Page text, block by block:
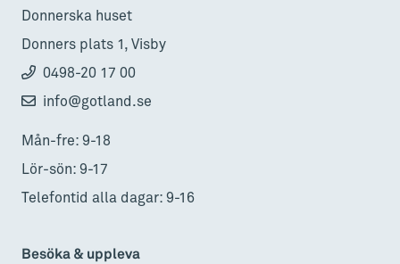
Donnerska huset
Donners plats 1, Visby
0498-20 17 00
info@gotland.se
Mån-fre: 9-18
Lör-sön: 9-17
Telefontid alla dagar: 9-16
Besöka & uppleva